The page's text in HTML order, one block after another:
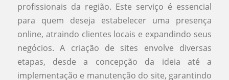
profissionais da região. Este serviço é essencial
para quem deseja estabelecer uma presença
online, atraindo clientes locais e expandindo seus
negócios. A criação de sites envolve diversas
etapas, desde a concepção da ideia até a
implementação e manutenção do site, garantindo